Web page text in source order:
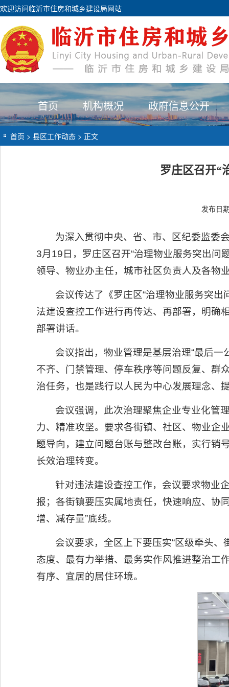
欢迎访问临沂市住房和城乡建设局网站
首页 机构概况 政府信息公开
首页 > 县区工作动态 > 正文
罗庄区召开“
发布日
为深入贯彻中央、省、市、区纪委监委
3月19日，罗庄区召开“治理物业服务突出问
领导、物业办主任，城市社区负责人及各物
会议传达了《罗庄区“治理物业服务突
法建设查控工作进行再传达、再部署，明确
部署讲话。
会议指出，物业管理是基层治理“最后一
不齐、门禁管理、停车秩序等问题反复、群
治任务，也是践行以人民为中心发展理念、
会议强调，此次治理聚焦企业专业化管
力、精准攻坚。要求各街镇、社区、物业企
题导向，建立问题台账与整改台账，实行销
长效治理转变。
针对违法建设查控工作，会议要求物业
报；各街镇要压实属地责任，快速响应、协
增、减存量”底线。
会议要求，全区上下要压实“区级牵头
态度、最有力举措、最务实作风推进整治工
有序、宜居的居住环境。